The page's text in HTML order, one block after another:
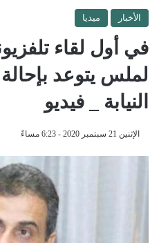
الأخبار ميديا
في أول لقاء
لملس يتوعد
النيابة _ فيديو
الإثنين 21 سبتمبر 2020 - 6:23 مساءً